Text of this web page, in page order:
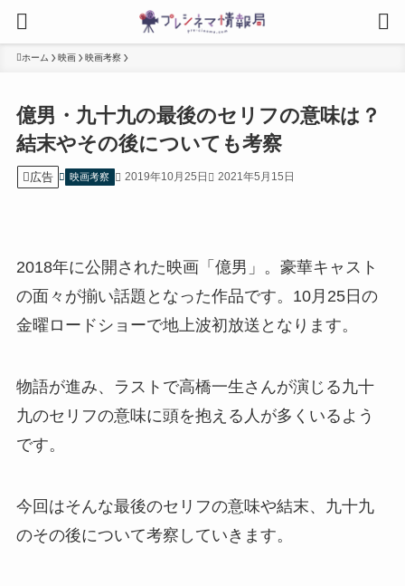
ホーム 映画 映画考察
億男・九十九の最後のセリフの意味は？
結末やその後についても考察
広告 映画考察 2019年10月25日 2021年5月15日
2018年に公開された映画「億男」。豪華キャスト
の面々が揃い話題となった作品です。10月25日の
金曜ロードショーで地上波初放送となります。
物語が進み、ラストで高橋一生さんが演じる九十
九のセリフの意味に頭を抱える人が多くいるよう
です。
今回はそんな最後のセリフの意味や結末、九十九
のその後について考察していきます。